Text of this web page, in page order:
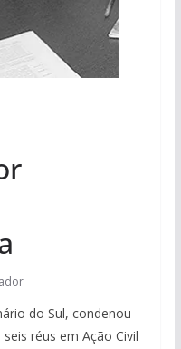
do Sul, condenou
réus em Ação Civil